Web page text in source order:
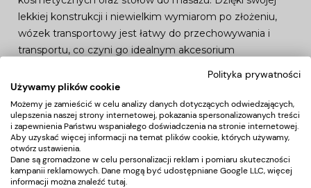
lekkiej konstrukcji i niewielkim wymiarom po złożeniu,
wózek transportowy jest łatwy do przechowywania i
transportu, co czyni go idealnym akcesorium
Co jeszcze wyróżnia ten model?
# Praktyczny i funkcjonalny
Prosta obsługa i możliwość łatwego transportu.
# Uniwersalność
Pasuje do wszystkich składanych łóżek dostępnych w
Polityka prywatności
Używamy plików cookie
Możemy je zamieścić w celu analizy danych dotyczących odwiedzających,
ulepszenia naszej strony internetowej, pokazania spersonalizowanych treści
i zapewnienia Państwu wspaniałego doświadczenia na stronie internetowej.
Aby uzyskać więcej informacji na temat plików cookie, których używamy,
otwórz ustawienia.
Dane są gromadzone w celu personalizacji reklam i pomiaru skuteczności
kampanii reklamowych. Dane mogą być udostępniane Google LLC, więcej
informacji można znaleźć tutaj.